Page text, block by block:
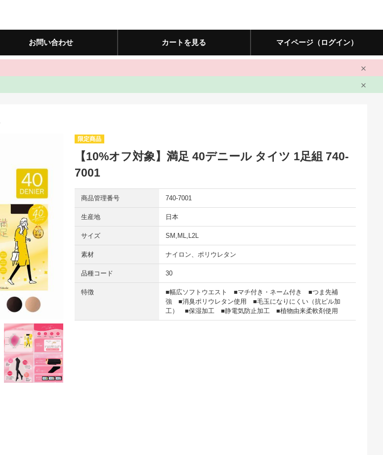
お問い合わせ カートを見る マイページ（ログイン）
【10%オフ対象】満足 40デニール タイツ 1足組 740-
7001
商品管理番号 740-7001
生産地 日本
サイズ SM,ML,L2L
素材 ナイロン、ポリウレタン
品種コード 30
特徴
■幅広ソフトウエスト ■マチ付き・ネーム付き ■つま先補
強 ■消臭ポリウレタン使用 ■毛玉になりにくい（抗ピル加
工） ■保湿加工 ■静電気防止加工 ■植物由来柔軟剤使用